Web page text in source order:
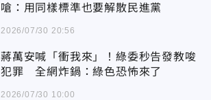
嗆：用同樣標準也要解散民進黨
2026/07/30 20:56
蔣萬安喊「衝我來」！綠委秒告發教唆
犯罪 全網炸鍋：綠色恐怖來了
2026/07/30 10:00